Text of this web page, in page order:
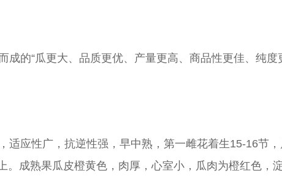
的“瓜更大、品质更优、产量更高、商品性更佳、纯
应性广，抗逆性强，早中熟，第一雌花着生15-16节
成熟果瓜皮橙黄色，肉厚，心室小，瓜肉为橙红色，